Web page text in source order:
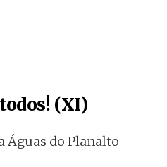
(XI)
Águas do Planalto